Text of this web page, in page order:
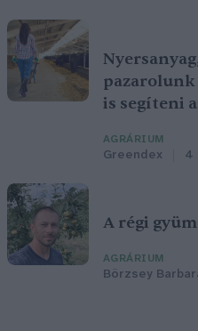
is segíteni
AGRÁRIUM
Greendex 4
A régi
AGRÁRIUM
Börzsey